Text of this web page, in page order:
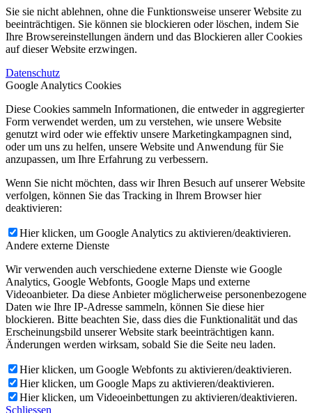
Sie sie nicht ablehnen, ohne die Funktionsweise unserer Website zu
beeinträchtigen. Sie können sie blockieren oder löschen, indem Sie
Ihre Browsereinstellungen ändern und das Blockieren aller Cookies
auf dieser Website erzwingen.
Datenschutz
Google Analytics Cookies
Diese Cookies sammeln Informationen, die entweder in aggregierter
Form verwendet werden, um zu verstehen, wie unsere Website
genutzt wird oder wie effektiv unsere Marketingkampagnen sind,
oder um uns zu helfen, unsere Website und Anwendung für Sie
anzupassen, um Ihre Erfahrung zu verbessern.
Wenn Sie nicht möchten, dass wir Ihren Besuch auf unserer Website
verfolgen, können Sie das Tracking in Ihrem Browser hier
deaktivieren:
Hier klicken, um Google Analytics zu aktivieren/deaktivieren.
Andere externe Dienste
Wir verwenden auch verschiedene externe Dienste wie Google
Analytics, Google Webfonts, Google Maps und externe
Videoanbieter. Da diese Anbieter möglicherweise personenbezogene
Daten wie Ihre IP-Adresse sammeln, können Sie diese hier
blockieren. Bitte beachten Sie, dass dies die Funktionalität und das
Erscheinungsbild unserer Website stark beeinträchtigen kann.
Änderungen werden wirksam, sobald Sie die Seite neu laden.
Hier klicken, um Google Webfonts zu aktivieren/deaktivieren.
Hier klicken, um Google Maps zu aktivieren/deaktivieren.
Hier klicken, um Videoeinbettungen zu aktivieren/deaktivieren.
Schliessen